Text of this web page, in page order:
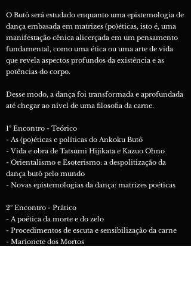
O Butô será estudado enquanto uma epistemologia de
dança embasada em matrizes (po)éticas, isto é, uma
manifestação cênica alicerçada em um pensamento
fundamental, como uma ética ou uma arte de vida
que revela aspectos profundos da existência e as
potências do corpo.
Desse modo, a dança foi transformada e aprofundada
até chegar ao nível de uma filosofia da carne.
1º Encontro - Teórico
- As (po)éticas e políticas do Ankoku Butô
- Vida e obra de Tatsumi Hijikata e Kazuo Ohno
- Orientalismo e Esoterismo: a despolitização da
dança butô pelo mundo
- Novas epistemologias da dança​: matrizes poéticas
2º Encontro - Prático
- A poética da morte e do zelo
- Procedimentos de escuta e sensibilização da carne
- Marionete dos Mortos